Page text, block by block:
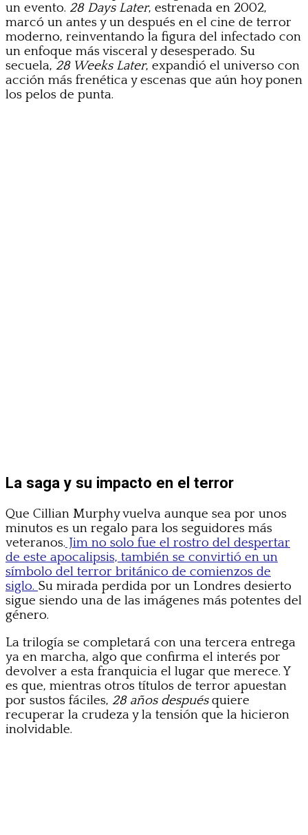
un evento. 28 Days Later, estrenada en 2002,
marcó un antes y un después en el cine de terror
moderno, reinventando la figura del infectado con
un enfoque más visceral y desesperado. Su
secuela, 28 Weeks Later, expandió el universo con
acción más frenética y escenas que aún hoy ponen
los pelos de punta.
La saga y su impacto en el terror
Que Cillian Murphy vuelva aunque sea por unos
minutos es un regalo para los seguidores más
veteranos. Jim no solo fue el rostro del despertar
de este apocalipsis, también se convirtió en un
símbolo del terror británico de comienzos de
siglo. Su mirada perdida por un Londres desierto
sigue siendo una de las imágenes más potentes del
género.
La trilogía se completará con una tercera entrega
ya en marcha, algo que confirma el interés por
devolver a esta franquicia el lugar que merece. Y
es que, mientras otros títulos de terror apuestan
por sustos fáciles, 28 años despuésquiere
recuperar la crudeza y la tensión que la hicieron
inolvidable.